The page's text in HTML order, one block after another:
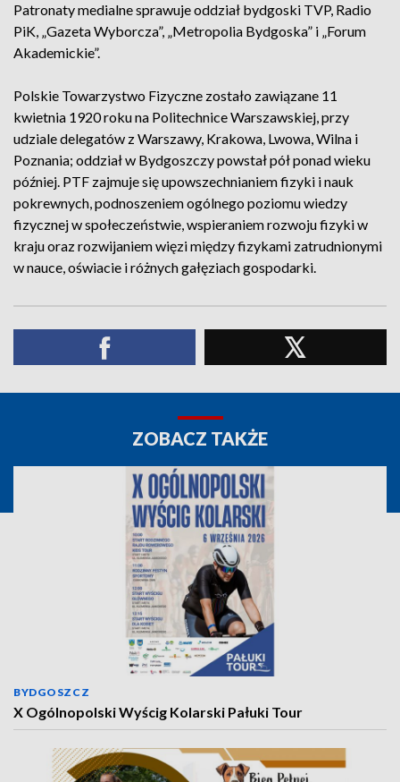
Patronaty medialne sprawuje oddział bydgoski TVP, Radio
PiK, „Gazeta Wyborcza”, „Metropolia Bydgoska” i „Forum
Akademickie”.
Polskie Towarzystwo Fizyczne zostało zawiązane 11
kwietnia 1920 roku na Politechnice Warszawskiej, przy
udziale delegatów z Warszawy, Krakowa, Lwowa, Wilna i
Poznania; oddział w Bydgoszczy powstał pół ponad wieku
później. PTF zajmuje się upowszechnianiem fizyki i nauk
pokrewnych, podnoszeniem ogólnego poziomu wiedzy
fizycznej w społeczeństwie, wspieraniem rozwoju fizyki w
kraju oraz rozwijaniem więzi między fizykami zatrudnionymi
w nauce, oświacie i różnych gałęziach gospodarki.
ZOBACZ TAKŻE
BYDGOSZCZ
X Ogólnopolski Wyścig Kolarski Pałuki Tour